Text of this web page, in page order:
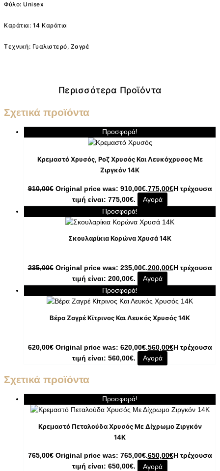
Φύλο: Unisex
Καράτια: 14 Καράτια
Τεχνική: Γυαλιστερό, Ζαγρέ
Περισσότερα Προϊόντα
Σχετικά προϊόντα
Προσφορά!
Κρεμαστό Χρυσός, Ροζ Χρυσός Και Λευκόχρυσος Με
Ζιργκόν 14K
910,00€ Original price was: 910,00€.775,00€Η τρέχουσα
τιμή είναι: 775,00€.
Αγορά
Προσφορά!
Σκουλαρίκια Κορώνα Χρυσά 14K
235,00€ Original price was: 235,00€.200,00€Η τρέχουσα
τιμή είναι: 200,00€.
Αγορά
Προσφορά!
Βέρα Ζαγρέ Κίτρινος Και Λευκός Χρυσός 14Κ
620,00€ Original price was: 620,00€.560,00€Η τρέχουσα
τιμή είναι: 560,00€.
Αγορά
Σχετικά προϊόντα
Προσφορά!
Κρεμαστό Πεταλούδα Χρυσός Με Δίχρωμο Ζιργκόν
14K
765,00€ Original price was: 765,00€.650,00€Η τρέχουσα
τιμή είναι: 650,00€.
Αγορά